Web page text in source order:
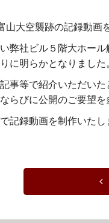
大空襲跡の記録動画
弊社ビル５階大ホー
に明らかとなりました。
事等で紹介いただい
らびに公開のご要望を
記録動画を制作いた